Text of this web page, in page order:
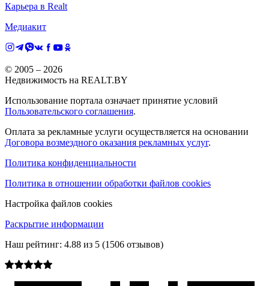
Карьера в Realt
Медиакит
© 2005 – 2026
Недвижимость на REALT.BY
Использование портала означает принятие условий
Пользовательского соглашения.
Оплата за рекламные услуги осуществляется на основании
Договора возмездного оказания рекламных услуг.
Политика конфиденциальности
Политика в отношении обработки файлов cookies
Настройка файлов cookies
Раскрытие информации
Наш рейтинг: 4.88 из 5 (1506 отзывов)